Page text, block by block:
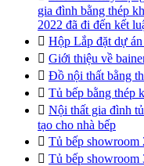
gia đình bằng thép
2022 đã đi đến kết
 Hộp Lắp đặt dự
 Giới thiệu về
 Đồ nội thất bằng
 Tủ bếp bằng thép
 Nội thất gia đình
tạo cho nhà bếp
 Tủ bếp showroom
 Tủ bếp showroom